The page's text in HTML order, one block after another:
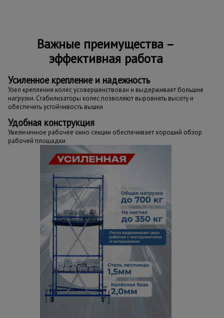
Важные преимущества –
эффективная работа
Усиленное крепление и надежность
Узел крепления колес усовершенствован и выдерживает большие
нагрузки. Стабилизаторы колес позволяют выровнять высоту и
обеспечить устойчивость вышки
Удобная конструкция
Увеличенное рабочее окно секции обеспечивает хороший обзор
рабочей площадки